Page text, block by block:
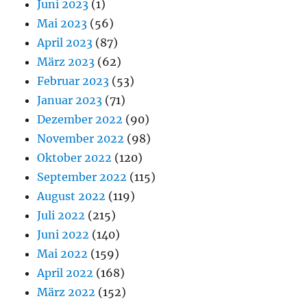
Juni 2023 (1)
Mai 2023 (56)
April 2023 (87)
März 2023 (62)
Februar 2023 (53)
Januar 2023 (71)
Dezember 2022 (90)
November 2022 (98)
Oktober 2022 (120)
September 2022 (115)
August 2022 (119)
Juli 2022 (215)
Juni 2022 (140)
Mai 2022 (159)
April 2022 (168)
März 2022 (152)